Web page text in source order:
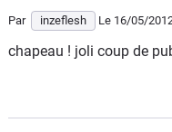
Par inzeflesh Le 16/05/
chapeau ! joli coup de